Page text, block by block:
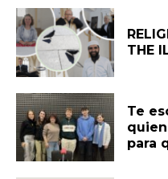
THE
Te
para